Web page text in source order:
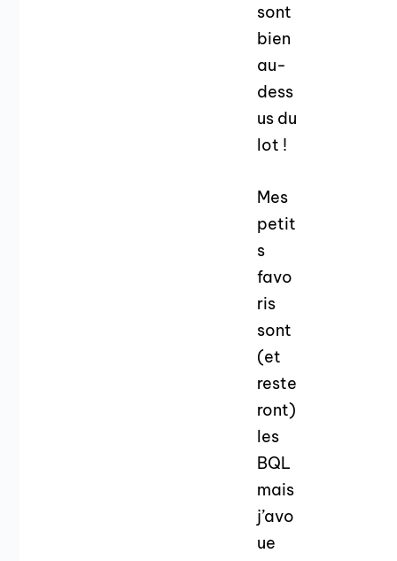
sont
bien
au-
dess
us du
lot !
Mes
petit
s
favo
ris
sont
(et
reste
ront)
les
BQL
mais
j’avo
ue